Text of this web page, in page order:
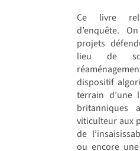
Ce livre
d’enquête.
projets
lieu de
dispositif
terrain d’une
britanniques
viticulteur aux
de
ou encore